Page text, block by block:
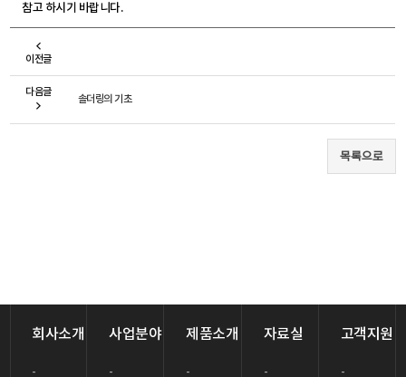
참고 하시기 바랍니다.
이전글
다음글
솔더링의 기초
회사소개 사업분야 제품소개 자료실 고객지원